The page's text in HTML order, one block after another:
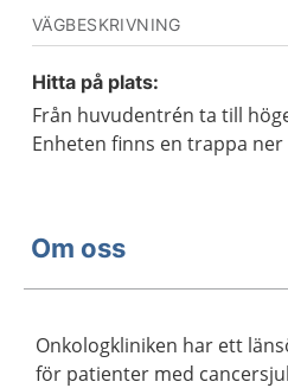
VÄGBESKRIVNING
Hitta på plats:
Från huvudentrén ta till
Enheten finns en trappa ner
Om oss
Onkologkliniken har ett
för patienter med